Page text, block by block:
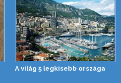
A világ 5 legkisebb országa